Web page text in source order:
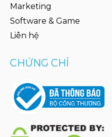
Marketing
Software & Game
Liên hệ
CHỨNG CHỈ